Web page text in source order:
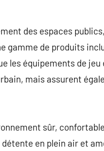
des espaces
gamme de produits
les équipements de jeu
mais assurent
sûr,
en plein air et